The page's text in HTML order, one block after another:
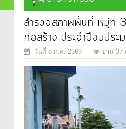
สำรวจสภาพพื้นที่ หมู่ที่
ก่อสร้าง ประจำปีงบปร
วันที่ 8 ก.ค. 2569 อ่าน 37